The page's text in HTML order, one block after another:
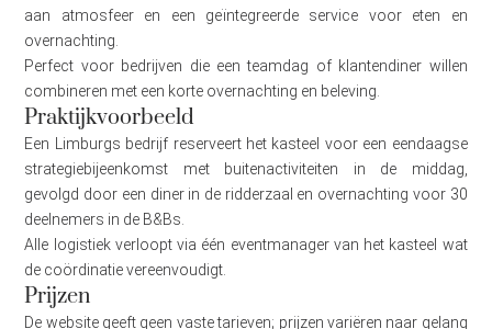
aan atmosfeer en een geïntegreerde service voor eten en
overnachting.
Perfect voor bedrijven die een teamdag of klantendiner willen
combineren met een korte overnachting en beleving.
Praktijkvoorbeeld
Een Limburgs bedrijf reserveert het kasteel voor een eendaagse
strategiebijeenkomst met buitenactiviteiten in de middag,
gevolgd door een diner in de ridderzaal en overnachting voor 30
deelnemers in de B&Bs.
Alle logistiek verloopt via één eventmanager van het kasteel wat
de coördinatie vereenvoudigt.
Prijzen
De website geeft geen vaste tarieven; prijzen variëren naar gelang